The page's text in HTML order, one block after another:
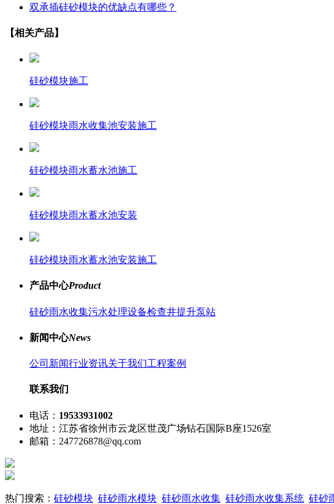
双承插硅砂模块的优缺点有哪些？
【相关产品】
硅砂模块施工
硅砂模块雨水收集池安装施工
硅砂模块雨水蓄水池施工
硅砂模块雨水蓄水池安装
硅砂模块雨水蓄水池安装施工
产品中心Product
硅砂雨水收集污水处理设备检查井提升泵站
新闻中心News
公司新闻行业资讯关于我们工程案例
联系我们
电话： 19533931002
地址：江苏省徐州市云龙区世茂广场钻石国际B座1526室
邮箱：247726878@qq.com
热门搜索： 硅砂模块 硅砂雨水模块 硅砂雨水收集 硅砂雨水收集系统 硅砂